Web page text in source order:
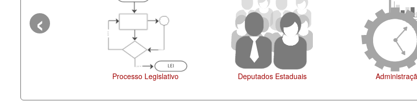
Deputados Estaduais Administração Legislação
‹